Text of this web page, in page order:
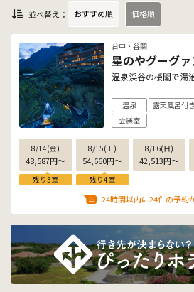
並べ替え： おすすめ順 価格順
台中・谷關
星のやグーグァ
温泉渓谷の楼閣で湯
温泉 露天風呂付
会議室
8/14(金)
48,587円〜
残り3室
8/15(土)
54,660円〜
残り4室
8/16(日)
42,513円〜
24時間以内に24件の予約